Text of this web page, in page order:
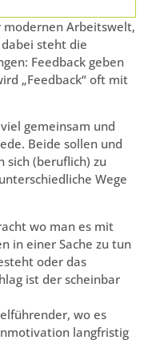
modernen Arbeitswelt,
steht die
Feedback geben
„Feedback“ oft mit
viel gemeinsam und
Beide sollen und
sich (beruflich) zu
Wege
wo man es mit
in einer Sache zu tun
oder das
ist der scheinbar
wo es
langfristig